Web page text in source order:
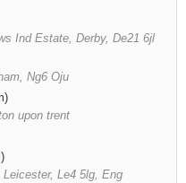
Ind Estate, Derby, De21 6jl
Ng6 Oju
upon trent
Le4 5lg, Eng